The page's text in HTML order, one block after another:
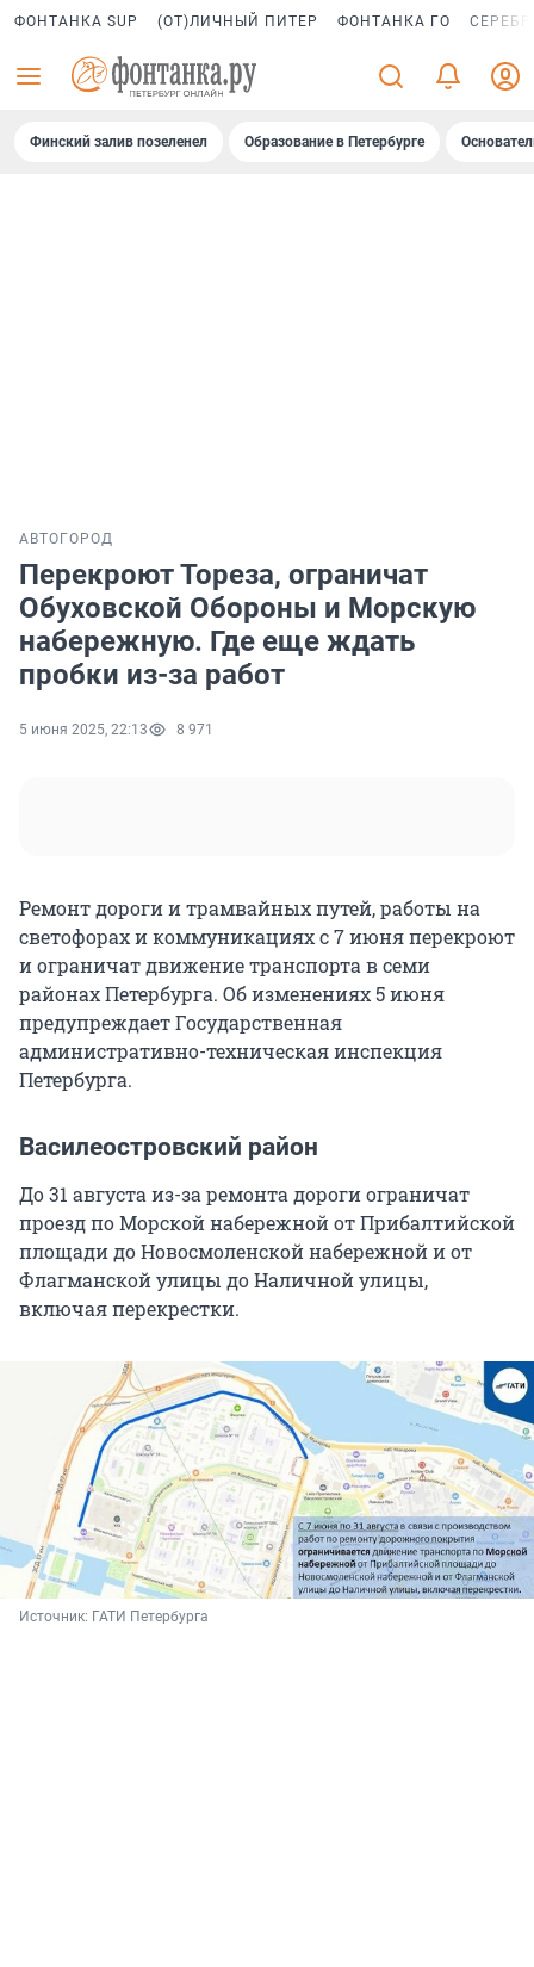
ФОНТАНКА SUP (ОТ)ЛИЧНЫЙ ПИТЕР ФОНТАНКА ГО
Финский залив позеленел Образование в Петербурге
АВТО ГОРОД
Перекроют Тореза, ограничат
Обуховской Обороны и Морскую
набережную. Где еще ждать
пробки из-за работ
5 июня 2025, 22:13 8 971
Ремонт дороги и трамвайных путей, работы на
светофорах и коммуникациях с7 июняперекроют
и ограничат движение транспорта в семи
районах Петербурга. Об изменениях5 июня
предупреждает Государственная
административно-техническая инспекция
Петербурга.
Василеостровский район
До 31 августа из-за ремонта дороги ограничат
проезд по Морской набережной от Прибалтийской
площади до Новосмоленской набережной и от
Флагманской улицы до Наличной улицы,
включая перекрестки.
Источник: ГАТИ Петербурга